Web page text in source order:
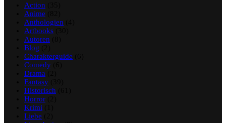
Action
Anime
Anthologien
Artbooks
Autoren
Blog
Charakterguide
Comedy
Drama
Fantasy
Historisch
Horror
Krimi
Liebe